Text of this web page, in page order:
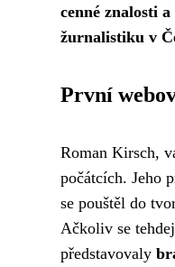
cenné znalosti
žurnalistiku v
První
Roman Kirsch,
počátcích. Jeho
se pouštěl do
Ačkoliv se
představovaly